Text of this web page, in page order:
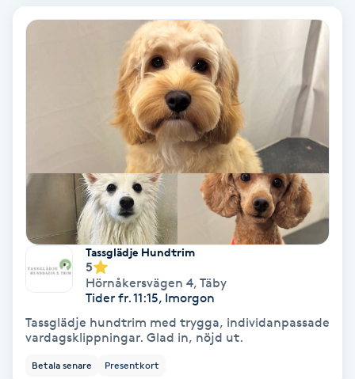
Damklippning
Extensions borttagning
Eyeliner-tatuering
Face framing
Tassglädje Hundtrim
5
Hörnåkersvägen 4, Täby
Tider fr. 11:15, Imorgon
Tassglädje hundtrim med trygga, individanpassade
vardagsklippningar. Glad in, nöjd ut.
Betala senare Presentkort